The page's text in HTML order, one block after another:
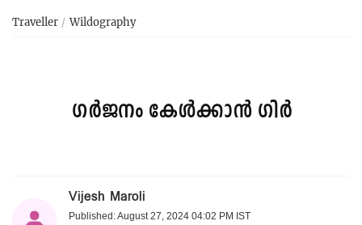
Traveller Wildography
ഗർജനം കേൾക്കാൻ ഗിർ‍
Vijesh Maroli
Published: August 27, 2024 04:02 PM IST